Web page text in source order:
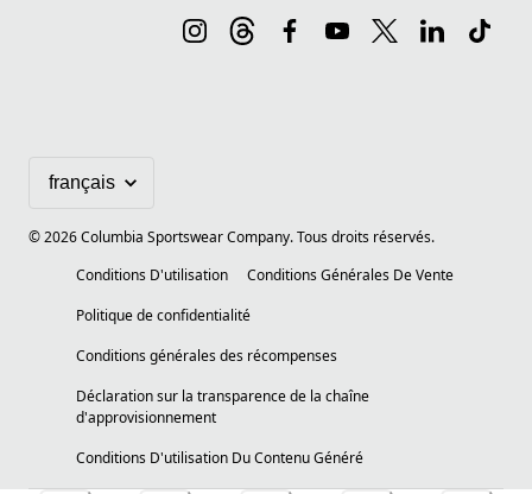
©2026Columbia Sportswear Company. Tous droits réservés.
Conditions D'utilisation
Conditions Générales De Vente
Politique de confidentialité
Conditions générales des récompenses
Déclaration sur la transparence de la chaîne
d'approvisionnement
Conditions D'utilisation Du Contenu Généré